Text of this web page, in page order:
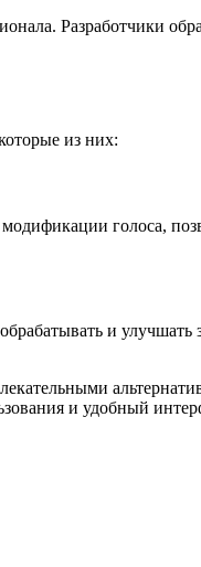
Разработчики
из них:
голоса,
и улучшать
и удобный